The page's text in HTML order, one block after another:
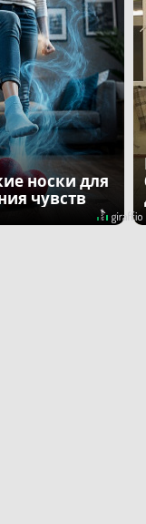
носки для
чувств